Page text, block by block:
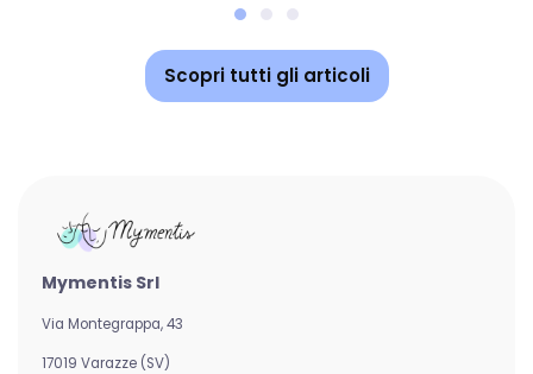
Scopri tutti gli articoli
Mymentis Srl
Via Montegrappa, 43
17019 Varazze (SV)